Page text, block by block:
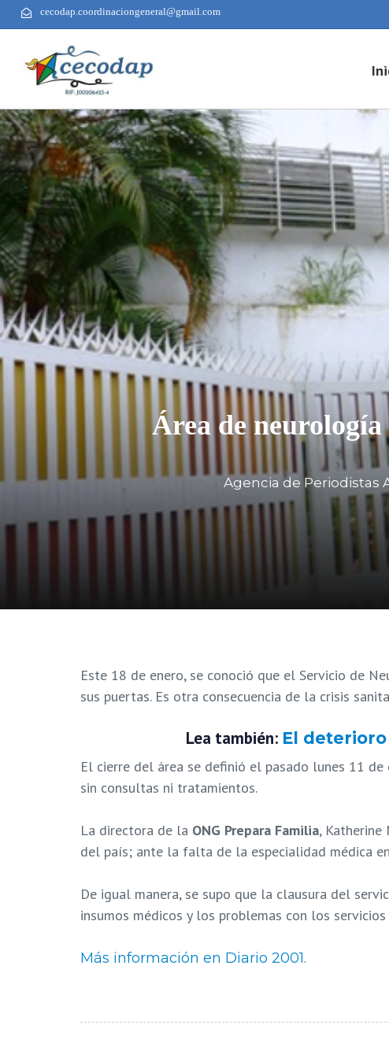
cecodap.coordinaciongeneral@gmail.com
Área de
AUTHOR
Agencia de Periodistas
PUBLISHED
ON:
PUBLISHED
IN:
Este 18 de enero, se conoció que el Servicio de
sus puertas. Es otra consecuencia de la crisis
Lea también: El
El cierre del área se definió el pasado lunes 11
sin consultas ni tratamientos.
La directora de la ONG Prepara Familia,
del país; ante la falta de la especialidad médica
De igual manera, se supo que la clausura del
insumos médicos y los problemas con los
Más información en Diario 2001.